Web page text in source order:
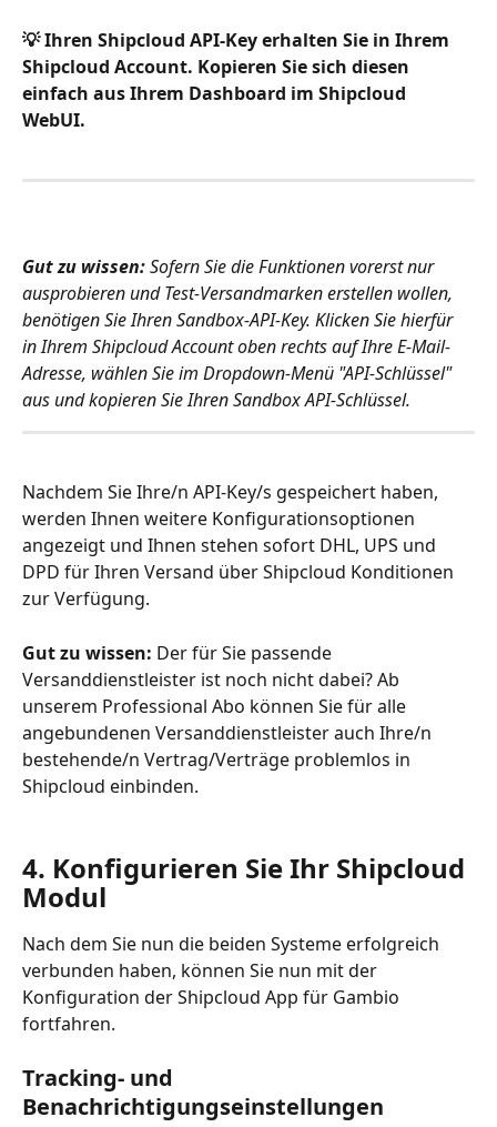
💡 Ihren Shipcloud API-Key erhalten Sie in Ihrem
Shipcloud Account. Kopieren Sie sich diesen
einfach aus Ihrem Dashboard im Shipcloud
WebUI.
Gut zu wissen: Sofern Sie die Funktionen vorerst nur
ausprobieren und Test-Versandmarken erstellen wollen,
benötigen Sie Ihren Sandbox-API-Key. Klicken Sie hierfür
in Ihrem Shipcloud Account oben rechts auf Ihre E-Mail-
Adresse, wählen Sie im Dropdown-Menü "API-Schlüssel"
aus und kopieren Sie Ihren Sandbox API-Schlüssel.
Nachdem Sie Ihre/n API-Key/s gespeichert haben,
werden Ihnen weitere Konfigurationsoptionen
angezeigt und Ihnen stehen sofort DHL, UPS und
DPD für Ihren Versand über Shipcloud Konditionen
zur Verfügung.
Gut zu wissen: Der für Sie passende
Versanddienstleister ist noch nicht dabei? Ab
unserem Professional Abo können Sie für alle
angebundenen Versanddienstleister auch Ihre/n
bestehende/n Vertrag/Verträge problemlos in
Shipcloud einbinden.
4. Konfigurieren Sie Ihr Shipcloud
Modul
Nach dem Sie nun die beiden Systeme erfolgreich
verbunden haben, können Sie nun mit der
Konfiguration der Shipcloud App für Gambio
fortfahren.
Tracking- und
Benachrichtigungseinstellungen